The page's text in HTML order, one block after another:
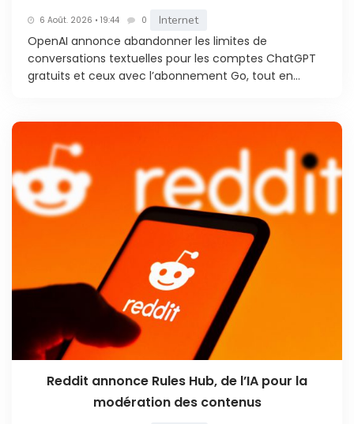
6 Août. 2026 • 19:44 0 Internet
OpenAI annonce abandonner les limites de
conversations textuelles pour les comptes ChatGPT
gratuits et ceux avec l’abonnement Go, tout en...
Reddit annonce Rules Hub, de l’IA pour la
modération des contenus